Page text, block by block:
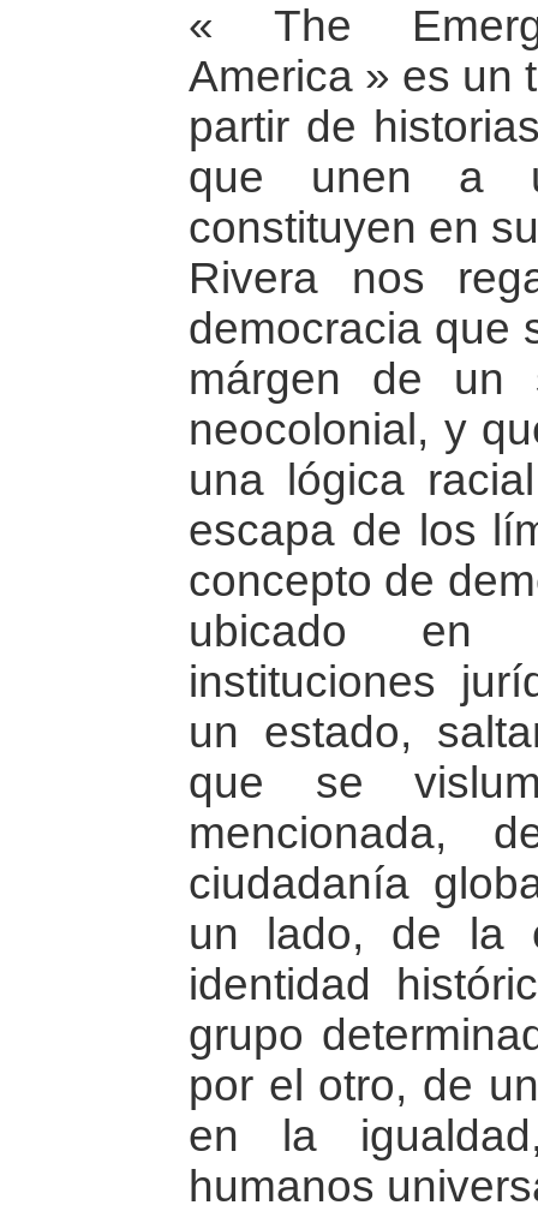
« The
America » es un
partir de
que unen a
constituyen en
Rivera nos
democracia que
márgen de un
neocolonial, y
una lógica
escapa de los
concepto de
ubicado en
instituciones
un estado,
que se
mencionada,
ciudadanía
un lado, de la
identidad
grupo
por el otro, de
en la
humanos